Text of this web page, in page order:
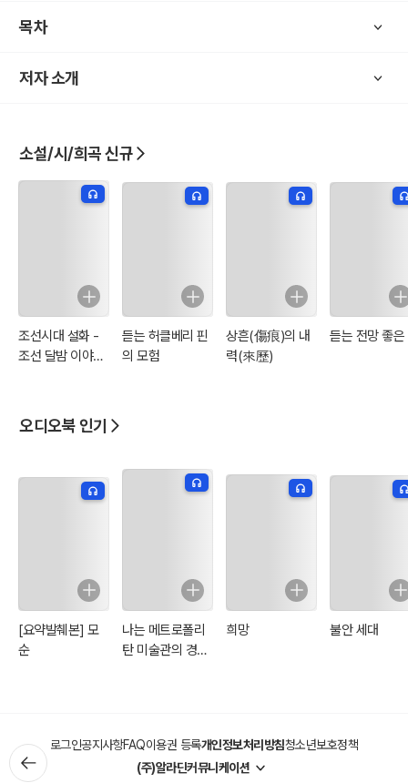
목차
저자 소개
소설/시/희곡 신규
조선시대 설화 -
조선 달밤 이야기
듣는 허클베리 핀
의 모험
상흔(傷痕)의 내
력(來歷)
듣는 전망 좋은
오디오북 인기
[요약발췌본] 모
순
나는 메트로폴리
탄 미술관의 경비
희망 불안 세대
로그인공지사항FAQ이용권 등록개인정보처리방침청소년보호정책
(주)알라딘커뮤니케이션